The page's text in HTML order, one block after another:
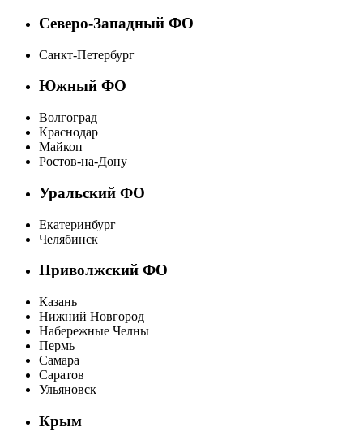
Северо-Западный ФО
Санкт-Петербург
Южный ФО
Волгоград
Краснодар
Майкоп
Ростов-на-Дону
Уральский ФО
Екатеринбург
Челябинск
Приволжский ФО
Казань
Нижний Новгород
Набережные Челны
Пермь
Самара
Саратов
Ульяновск
Крым